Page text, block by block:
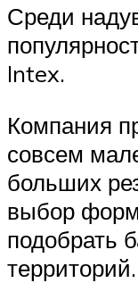
Среди
Intex.
Компания
совсем
больших
выбор
подобрать
территорий.